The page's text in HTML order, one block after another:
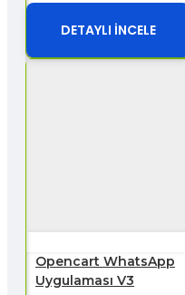
DETAYLI İNCELE
Opencart WhatsApp
Uygulaması V3